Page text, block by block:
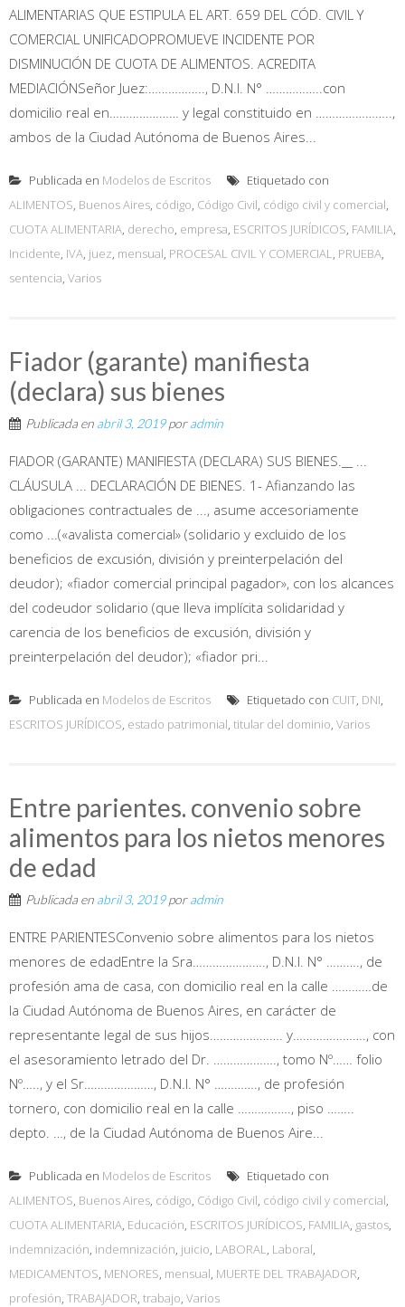
ALIMENTARIAS QUE ESTIPULA EL ART. 659 DEL CÓD. CIVIL Y
COMERCIAL UNIFICADOPROMUEVE INCIDENTE POR
DISMINUCIÓN DE CUOTA DE ALIMENTOS. ACREDITA
MEDIACIÓNSeñor Juez:…………….., D.N.I. N° ……………..con
domicilio real en………………… y legal constituido en …………………..,
ambos de la Ciudad Autónoma de Buenos Aires...
Publicada en Modelos de Escritos
Etiquetado con
ALIMENTOS, Buenos Aires, código, Código Civil, código civil y comercial,
CUOTA ALIMENTARIA, derecho, empresa, ESCRITOS JURÍDICOS, FAMILIA,
Incidente, IVA, juez, mensual, PROCESAL CIVIL Y COMERCIAL, PRUEBA,
sentencia, Varios
Fiador (garante) manifiesta
(declara) sus bienes
Publicada en abril 3, 2019poradmin
FIADOR (GARANTE) MANIFIESTA (DECLARA) SUS BIENES.__ ...
CLÁUSULA ... DECLARACIÓN DE BIENES. 1- Afianzando las
obligaciones contractuales de ..., asume accesoriamente
como ...(«avalista comercial» (solidario y excluido de los
beneficios de excusión, división y preinterpelación del
deudor); «fiador comercial principal pagador», con los alcances
del codeudor solidario (que lleva implícita solidaridad y
carencia de los beneficios de excusión, división y
preinterpelación del deudor); «fiador pri...
Publicada en Modelos de Escritos Etiquetado con CUIT, DNI,
ESCRITOS JURÍDICOS, estado patrimonial, titular del dominio, Varios
Entre parientes. convenio sobre
alimentos para los nietos menores
de edad
Publicada en abril 3, 2019poradmin
ENTRE PARIENTESConvenio sobre alimentos para los nietos
menores de edadEntre la Sra…………………., D.N.I. N° ………., de
profesión ama de casa, con domicilio real en la calle …………de
la Ciudad Autónoma de Buenos Aires, en carácter de
representante legal de sus hijos…………………. y…………………., con
el asesoramiento letrado del Dr. ………………., tomo Nº…… folio
Nº….., y el Sr…………………, D.N.I. N° …………., de profesión
tornero, con domicilio real en la calle ……………., piso ……..
depto. …, de la Ciudad Autónoma de Buenos Aire...
Publicada en Modelos de Escritos
Etiquetado con
ALIMENTOS, Buenos Aires, código, Código Civil, código civil y comercial,
CUOTA ALIMENTARIA, Educación, ESCRITOS JURÍDICOS, FAMILIA, gastos,
indemnización, indemnización, juicio, LABORAL, Laboral,
MEDICAMENTOS, MENORES, mensual, MUERTE DEL TRABAJADOR,
profesión, TRABAJADOR, trabajo, Varios